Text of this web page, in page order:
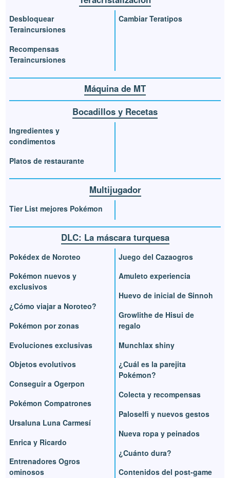
Desbloquear
Teraincursiones
Recompensas
Teraincursiones
Cambiar Teratipos
Máquina de MT
Bocadillos y Recetas
Ingredientes y
condimentos
Platos de restaurante
Multijugador
Tier List mejores Pokémon
DLC: La máscara turquesa
Pokédex de Noroteo
Pokémon nuevos y
exclusivos
¿Cómo viajar a Noroteo?
Pokémon por zonas
Evoluciones exclusivas
Objetos evolutivos
Conseguir a Ogerpon
Pokémon Compatrones
Ursaluna Luna Carmesí
Enrica y Ricardo
Entrenadores Ogros
ominosos
Juego del Cazaogros
Amuleto experiencia
Huevo de inicial de Sinnoh
Growlithe de Hisui de
regalo
Munchlax shiny
¿Cuál es la parejita
Pokémon?
Colecta y recompensas
Paloselfi y nuevos gestos
Nueva ropa y peinados
¿Cuánto dura?
Contenidos del post-game